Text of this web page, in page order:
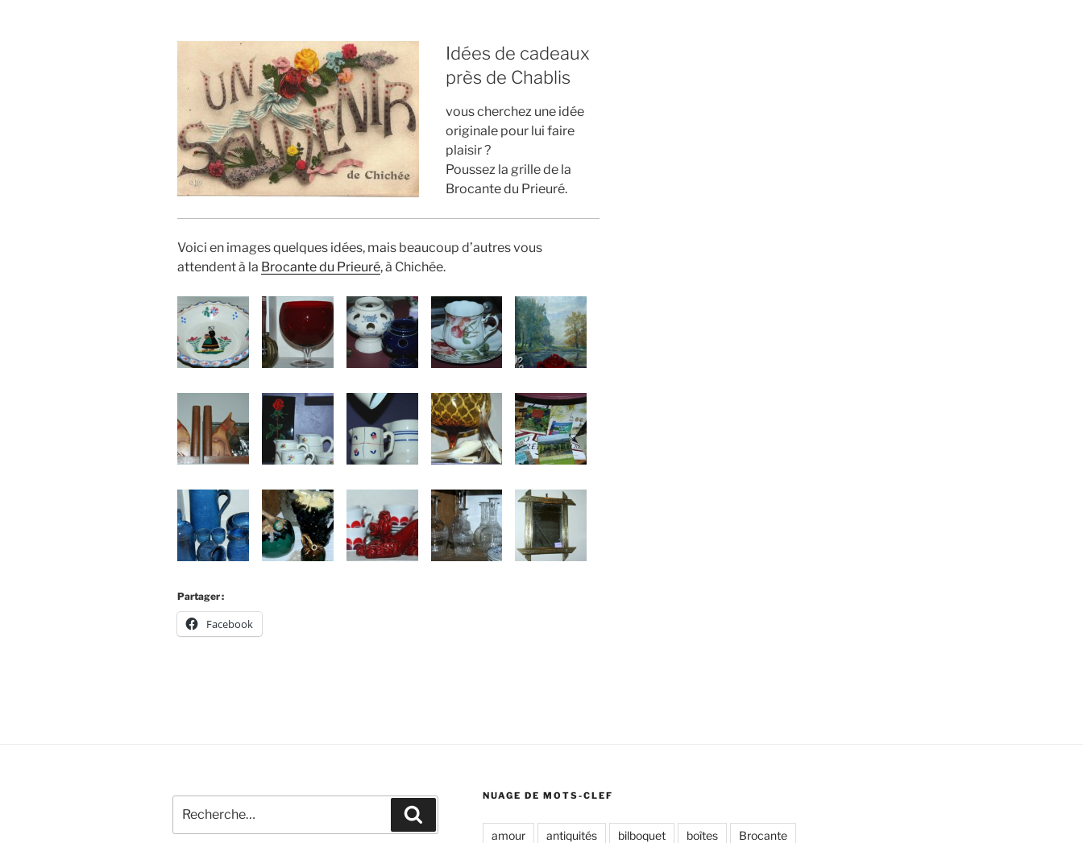
Idées de cadeaux
près de Chablis
vous cherchez une idée
originale pour lui faire
plaisir ?
Poussez la grille de la
Brocante du Prieuré.
Voici en images quelques idées, mais beaucoup d’autres vous
attendent à la Brocante du Prieuré, à Chichée.
Partager :
Facebook
pour
:
NUAGE DE MOTS-CLEF
amour antiquités bilboquet boîtes Brocante